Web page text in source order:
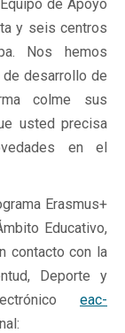
de Apoyo
y seis centros
Nos hemos
desarrollo de
colme sus
usted precisa
en el
Erasmus+
Educativo,
contacto con la
Deporte y
eac-